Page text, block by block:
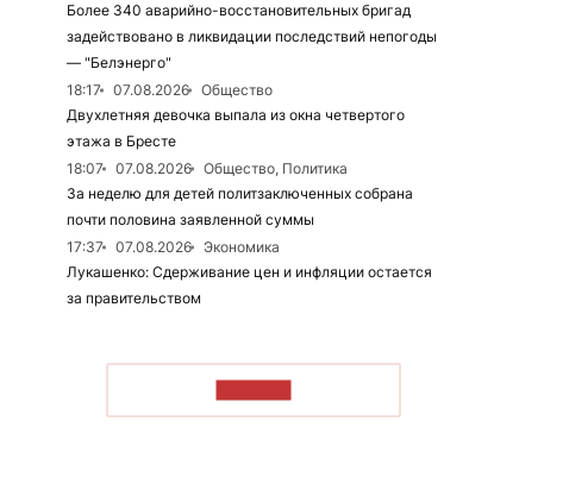
Более 340 аварийно-восстановительных бригад
задействовано в ликвидации последствий непогоды
— "Белэнерго"
18:17
07.08.2026
Общество
Двухлетняя девочка выпала из окна четвертого
этажа в Бресте
18:07
07.08.2026
Общество, Политика
За неделю для детей политзаключенных собрана
почти половина заявленной суммы
17:37
07.08.2026
Экономика
Лукашенко: Сдерживание цен и инфляции остается
за правительством